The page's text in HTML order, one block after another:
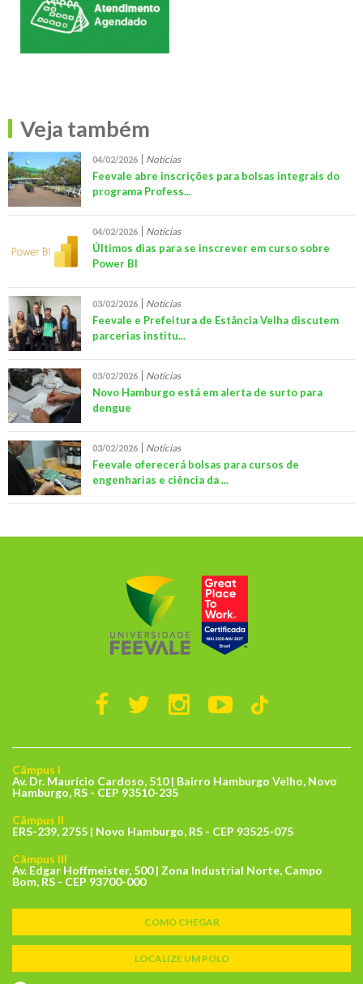
Veja também
04/02/2026 Notícias
Feevale abre inscrições para bolsas integrais do
programa Profess...
04/02/2026 Notícias
Últimos dias para se inscrever em curso sobre
Power BI
03/02/2026 Notícias
Feevale e Prefeitura de Estância Velha discutem
parcerias institu...
03/02/2026 Notícias
Novo Hamburgo está em alerta de surto para
dengue
03/02/2026 Notícias
Feevale oferecerá bolsas para cursos de
engenharias e ciência da ...
Câmpus I
Av. Dr. Maurício Cardoso, 510 | Bairro Hamburgo Velho, Novo
Hamburgo, RS - CEP 93510-235
Câmpus II
ERS-239, 2755 | Novo Hamburgo, RS - CEP 93525-075
Câmpus III
Av. Edgar Hoffmeister, 500 | Zona Industrial Norte, Campo
Bom, RS - CEP 93700-000
COMO CHEGAR
LOCALIZE UM POLO